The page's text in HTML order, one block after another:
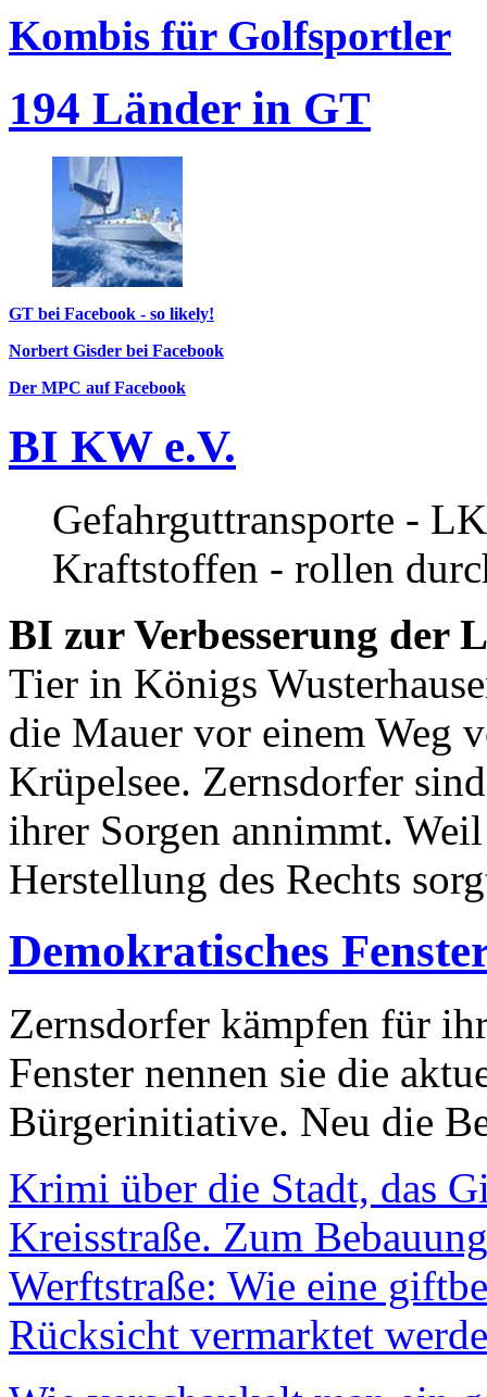
Kombis für Golfsportler
194 Länder in GT
GT bei Facebook - so likely!
Norbert Gisder bei Facebook
Der MPC auf Facebook
BI KW e.V.
Gefahrguttransporte -
Kraftstoffen - rollen
BI zur Verbesserung der
Tier in Königs
die Mauer vor einem Weg
Krüpelsee. Zernsdorfer
ihrer Sorgen annimmt.
Herstellung des Rechts
Demokratisches
Zernsdorfer kämpfen für
Fenster nennen sie die
Bürgerinitiative. Neu die
Krimi über die Stadt, das
Kreisstraße. Zum
Werftstraße: Wie eine
Rücksicht vermarktet